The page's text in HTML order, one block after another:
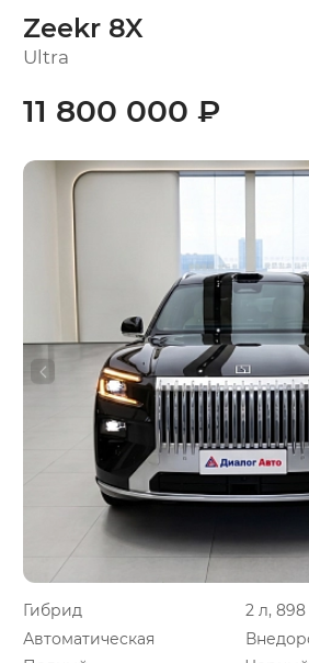
Zeekr 8X
Ultra
Гибрид
2 л, 898
Автоматическая
11 800 000 ₽